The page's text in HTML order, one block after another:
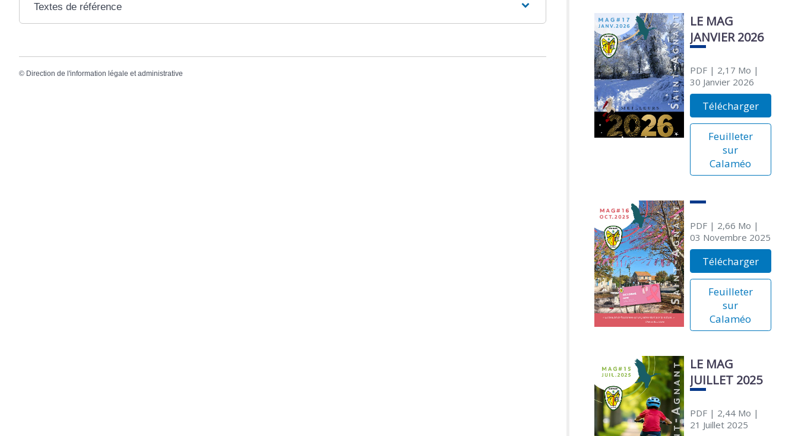
Textes de référence
© Direction de l'information légale et administrative
LE MAG
JANVIER 2026
PDF| 2,17 Mo |
30 Janvier 2026
Télécharger
Feuilleter
sur
Calaméo
PDF| 2,66 Mo |
03 Novembre 2025
Télécharger
Feuilleter
sur
Calaméo
LE MAG
JUILLET 2025
PDF| 2,44 Mo |
21 Juillet 2025